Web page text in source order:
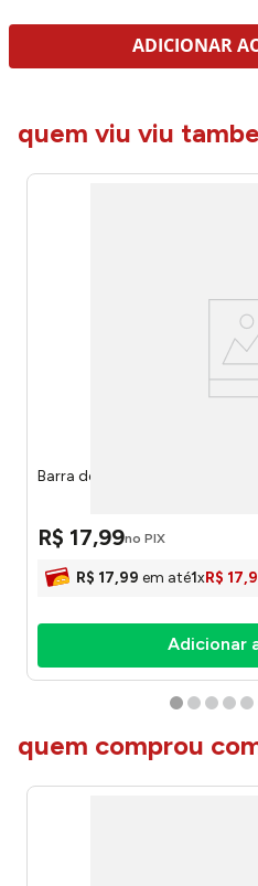
ADICIONAR
quem viu viu
Barra de Chocolate Ao Leite
R$ 17,99no PIX
R$ 17,99 em até1xR$ 17,
Adicionar
quem comprou